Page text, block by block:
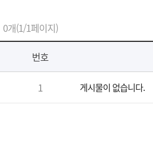
0개(1/1페이지)
번호
1 게시물이 없습니다.